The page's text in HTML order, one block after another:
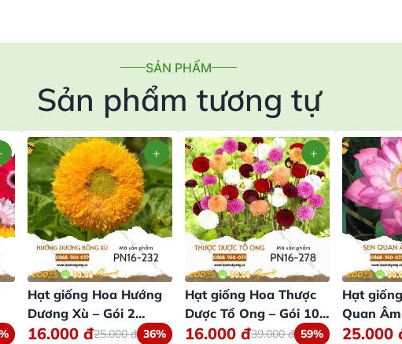
SẢN PHẨM
Sản phẩm tương tự
Hạt giống Hoa Hướng
Dương Xù – Gói 2
Gram
16.000 đ25.000đ 36%
Hạt giống Hoa Thược
Dược Tổ Ong – Gói 100
Hạt
16.000 đ39.000đ 59%
Hạt
Quan
25.000